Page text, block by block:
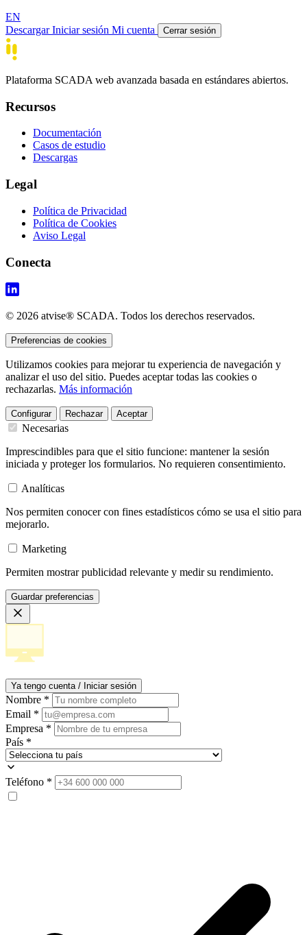
EN
DescargarIniciar sesión Mi cuenta Cerrar sesión
Plataforma SCADA web avanzada basada en estándares abiertos.
Recursos
Documentación
Casos de estudio
Descargas
Legal
Política de Privacidad
Política de Cookies
Aviso Legal
Conecta
© 2026 atvise® SCADA. Todos los derechos reservados.
Preferencias de cookies
Utilizamos cookies para mejorar tu experiencia de navegación y
analizar el uso del sitio. Puedes aceptar todas las cookies o
rechazarlas. Más información
Configurar Rechazar Aceptar
Necesarias
Imprescindibles para que el sitio funcione: mantener la sesión
iniciada y proteger los formularios. No requieren consentimiento.
Analíticas
Nos permiten conocer con fines estadísticos cómo se usa el sitio para
mejorarlo.
Marketing
Permiten mostrar publicidad relevante y medir su rendimiento.
Guardar preferencias
Ya tengo cuenta / Iniciar sesión
Nombre *
Email *
Empresa *
País *
Teléfono *